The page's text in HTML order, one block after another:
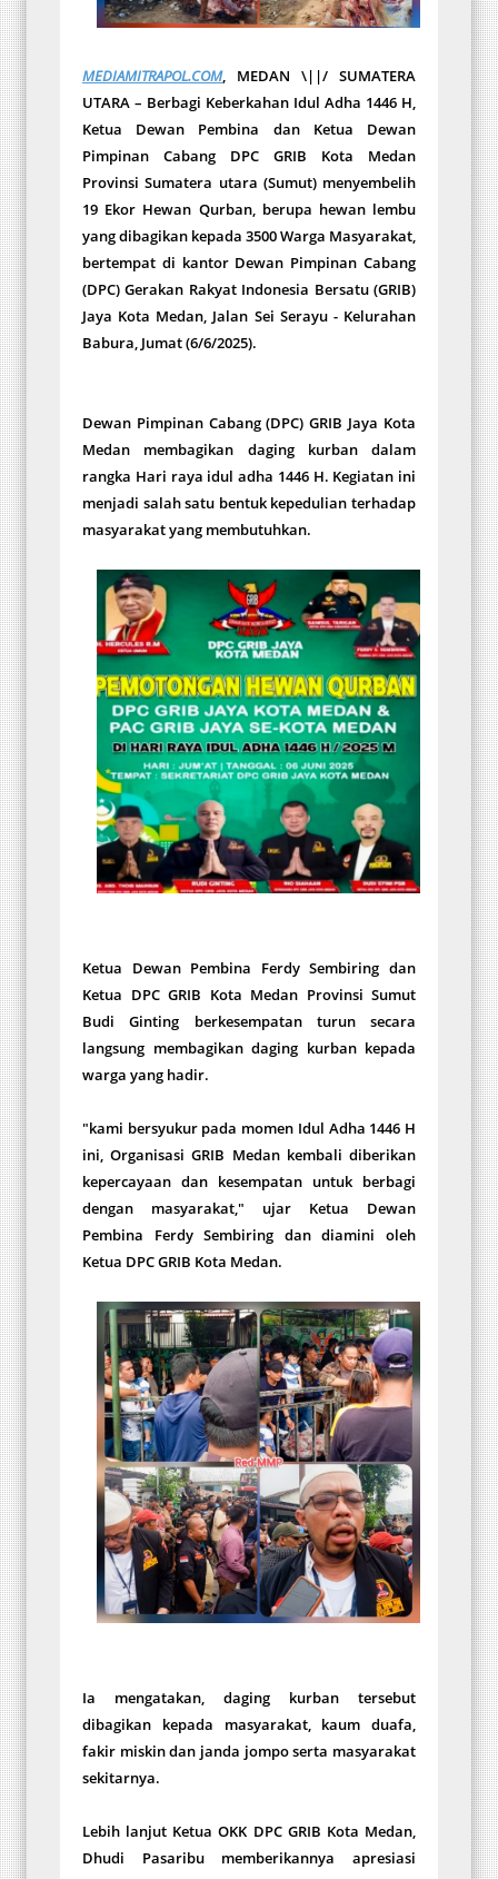
MEDIAMITRAPOL.COM, MEDAN \||/ SUMATERA
UTARA – Berbagi Keberkahan Idul Adha 1446 H,
Ketua Dewan Pembina dan Ketua Dewan
Pimpinan Cabang DPC GRIB Kota Medan
Provinsi Sumatera utara (Sumut) menyembelih
19 Ekor Hewan Qurban, berupa hewan lembu
yang dibagikan kepada 3500 Warga Masyarakat,
bertempat di kantor Dewan Pimpinan Cabang
(DPC) Gerakan Rakyat Indonesia Bersatu (GRIB)
Jaya Kota Medan, Jalan Sei Serayu - Kelurahan
Babura, Jumat (6/6/2025).
Dewan Pimpinan Cabang (DPC) GRIB Jaya Kota
Medan membagikan daging kurban dalam
rangka Hari raya idul adha 1446 H. Kegiatan ini
menjadi salah satu bentuk kepedulian terhadap
masyarakat yang membutuhkan.
Ketua Dewan Pembina Ferdy Sembiring dan
Ketua DPC GRIB Kota Medan Provinsi Sumut
Budi Ginting berkesempatan turun secara
langsung membagikan daging kurban kepada
warga yang hadir.
"kami bersyukur pada momen Idul Adha 1446 H
ini, Organisasi GRIB Medan kembali diberikan
kepercayaan dan kesempatan untuk berbagi
dengan masyarakat," ujar Ketua Dewan
Pembina Ferdy Sembiring dan diamini oleh
Ketua DPC GRIB Kota Medan.
Ia mengatakan, daging kurban tersebut
dibagikan kepada masyarakat, kaum duafa,
fakir miskin dan janda jompo serta masyarakat
sekitarnya.
Lebih lanjut Ketua OKK DPC GRIB Kota Medan,
Dhudi Pasaribu memberikannya apresiasi